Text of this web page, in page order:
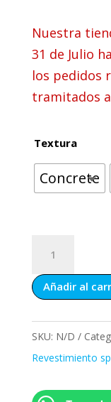
Nuestra
31 de Julio
los pedidos
tramitados
Textura
Concrete
Modee
White
WMT503
Añadir al
SKU: N/D
Revestimiento